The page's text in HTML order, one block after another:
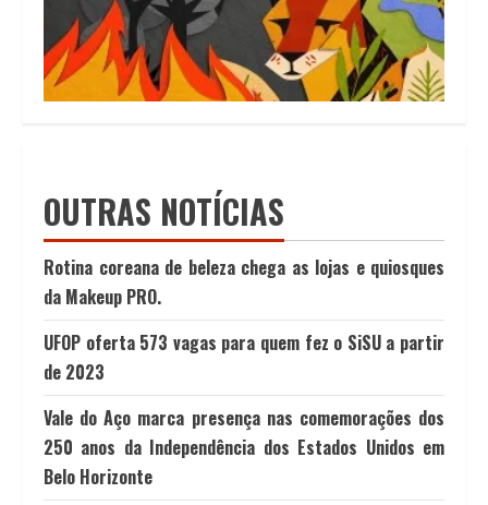
OUTRAS NOTÍCIAS
Rotina coreana de beleza chega as lojas e quiosques
da Makeup PRO.
UFOP oferta 573 vagas para quem fez o SiSU a partir
de 2023
Vale do Aço marca presença nas comemorações dos
250 anos da Independência dos Estados Unidos em
Belo Horizonte